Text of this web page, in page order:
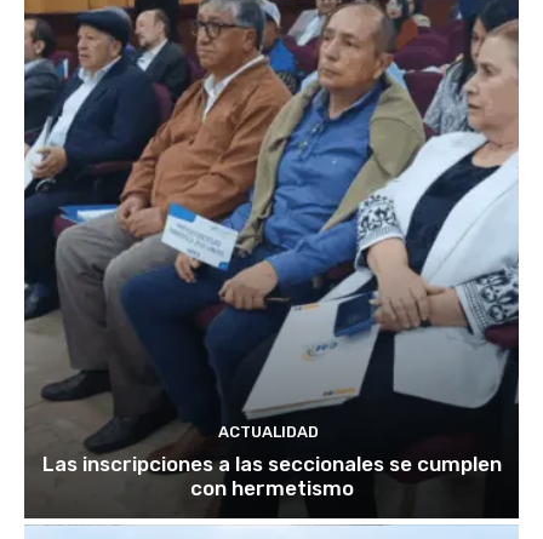
ACTUALIDAD
Las inscripciones a las seccionales se cumplen
con hermetismo